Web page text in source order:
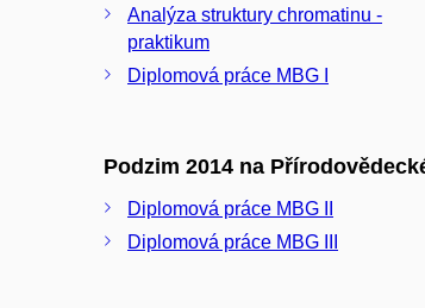
Analýza struktury chromatinu -
praktikum
Diplomová práce MBG I
Podzim 2014 na
Diplomová práce MBG II
Diplomová práce MBG III